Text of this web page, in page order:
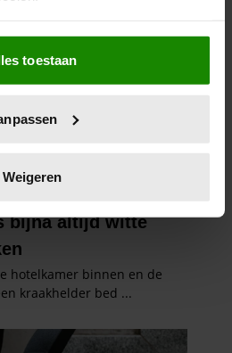
we ook graag:
over uw geografische
meter nauwkeurig kan zijn
eigenschappen (fingerprinting)
in het
content en advertenties te
voor social media te bieden
te analyseren. Ook delen we
adverteren en analyse. Deze
toestaan
Weigeren